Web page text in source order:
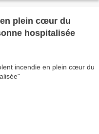
plein cœur du
hospitalisée